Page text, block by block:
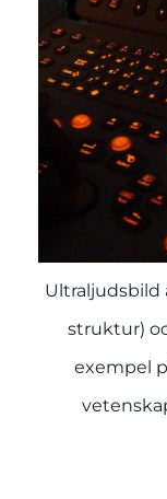
Ultraljudsbild
struktur)
exempel